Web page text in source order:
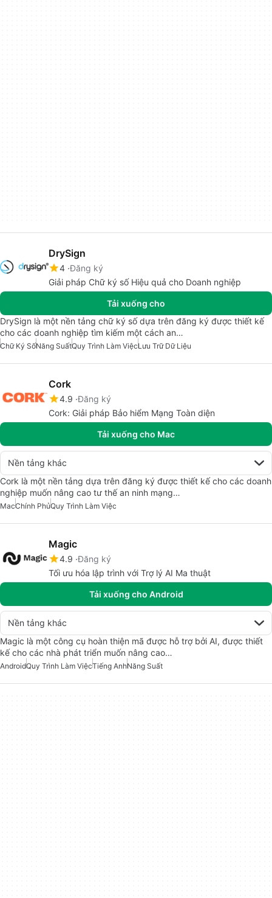
DrySign
4 Đăng ký
Giải pháp Chữ ký số Hiệu quả cho Doanh nghiệp
Tải xuống cho
DrySign là một nền tảng chữ ký số dựa trên đăng ký được thiết kế
cho các doanh nghiệp tìm kiếm một cách an…
Chữ Ký SốNăng SuấtQuy Trình Làm ViệcLưu Trữ Dữ Liệu
Cork
4.9 Đăng ký
Cork: Giải pháp Bảo hiểm Mạng Toàn diện
Tải xuống cho Mac
Nền tảng khác
Cork là một nền tảng dựa trên đăng ký được thiết kế cho các doanh
nghiệp muốn nâng cao tư thế an ninh mạng…
MacChính PhủQuy Trình Làm Việc
Magic
4.9 Đăng ký
Tối ưu hóa lập trình với Trợ lý AI Ma thuật
Tải xuống cho Android
Nền tảng khác
Magic là một công cụ hoàn thiện mã được hỗ trợ bởi AI, được thiết
kế cho các nhà phát triển muốn nâng cao…
AndroidQuy Trình Làm ViệcTiếng AnhNăng Suất